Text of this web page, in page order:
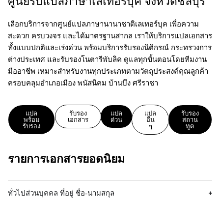
เลือกบริการจากศูนย์แปลภาษานานาชาติเลเทอร์บุค เพื่อความ
สะดวก ครบวงจร และได้มาตรฐานสากล เราให้บริการแปลเอกสาร
ทั้งแบบปกติและเร่งด่วน พร้อมบริการรับรองนิติกรณ์ กระทรวงการ
ต่างประเทศ และรับรองโนตารีพับลิค ดูแลทุกขั้นตอนโดยทีมงาน
มืออาชีพ เหมาะสำหรับงานทุกประเภทตามวัตถุประสงค์คุณลูกค้า
ครอบคลุมอำเภอเมือง พนัสนิคม บ้านบึง ศรีราชา
แปล
พร้อม
รับรอง
รับรอง
เอกสาร
แปล
ด่วน
แปล
อื่น
ๆ
รับรอง
สถาน
ทูต
รายการเอกสารยอดนิยม
ทั่วไปส่วนบุคคล ที่อยู่ ชื่อ-นามสกุล